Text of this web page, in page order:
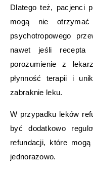
Dlatego też, pacjenci
mogą nie
psychotropowego
nawet jeśli
porozumienie z
płynność terapii i
zabraknie leku.
W przypadku leków
być dodatkowo
refundacji, które
jednorazowo.